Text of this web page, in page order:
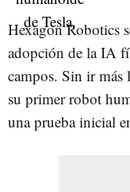
Hexagon Robotics
adopción de la IA
campos. Sin ir más
su primer robot
una prueba inicial